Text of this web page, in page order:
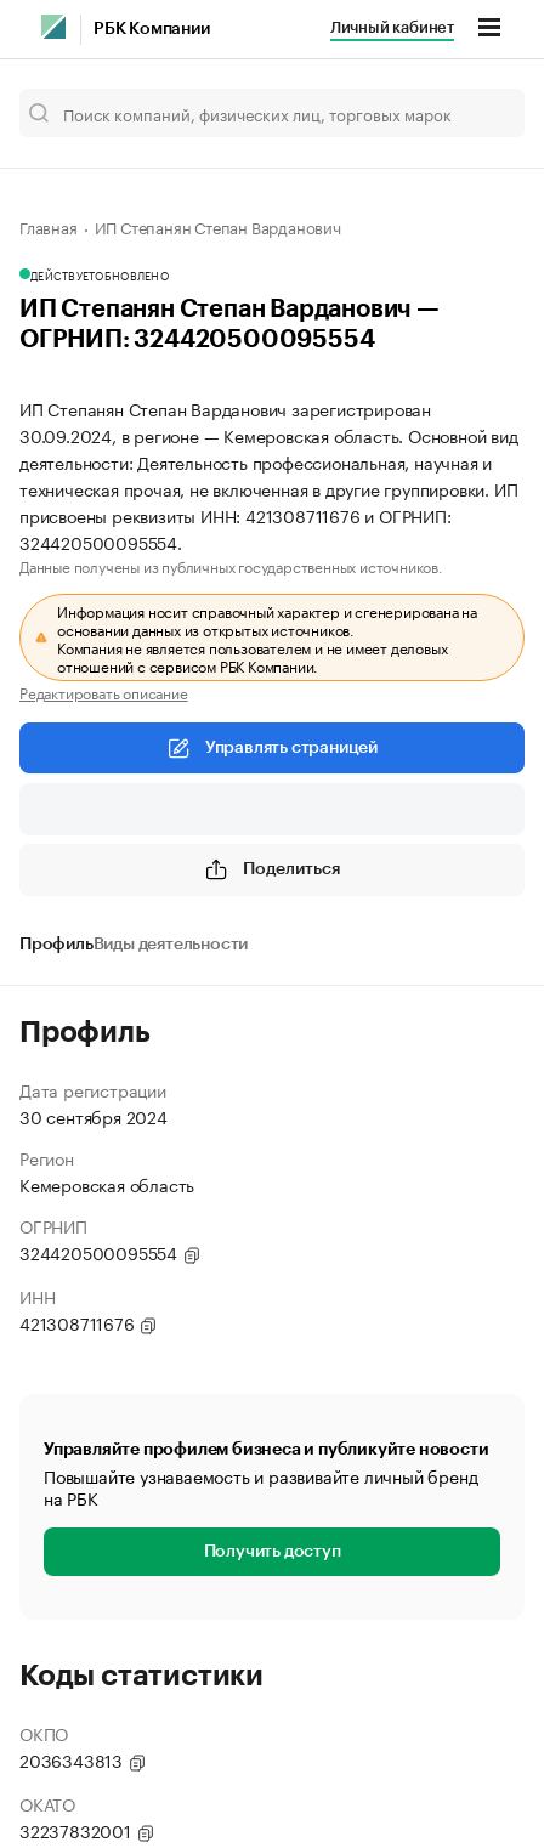
РБК Компании Личный кабинет
Главная ИП Степанян Степан Варданович
ДЕЙСТВУЕТОБНОВЛЕНО
ИП Степанян Степан Варданович —
ОГРНИП: 324420500095554
ИП Степанян Степан Варданович зарегистрирован
30.09.2024, в регионе — Кемеровская область. Основной вид
деятельности: Деятельность профессиональная, научная и
техническая прочая, не включенная в другие группировки. ИП
присвоены реквизиты ИНН: 421308711676 и ОГРНИП:
324420500095554.
Данные получены из публичных государственных источников.
Информация носит справочный характер и сгенерирована на
основании данных из открытых источников.
Компания не является пользователем и не имеет деловых
отношений с сервисом РБК Компании.
Редактировать описание
Управлять страницей
Поделиться
ПрофильВиды деятельности
Профиль
Дата регистрации
30 сентября 2024
Регион
Кемеровская область
ОГРНИП
324420500095554
ИНН
421308711676
Управляйте профилем бизнеса и публикуйте новости
Повышайте узнаваемость и развивайте личный бренд
на РБК
Получить доступ
Коды статистики
ОКПО
2036343813
ОКАТО
32237832001